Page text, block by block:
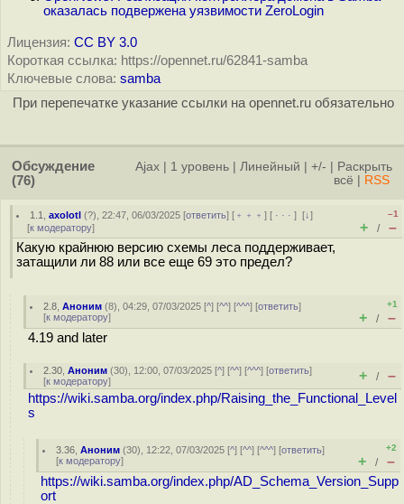
оказалась подвержена уязвимости ZeroLogin
Лицензия: CC BY 3.0
Короткая ссылка: https://opennet.ru/62841-samba
Ключевые слова: samba
При перепечатке указание ссылки на opennet.ru обязательно
Обсуждение
(76)
Ajax 1 уровень Линейный +/-
Раскрыть
всё
RSS
1.1 ,axolotl (?), 22:47, 06/03/2025 [ответить] [ ﹢﹢﹢] [ · · ·][↓]
[к модератору]
–1
+ / –
Какую крайнюю версию схемы леса поддерживает,
затащили ли 88 или все еще 69 это предел?
2.8 ,Аноним (8), 04:29, 07/03/2025 [^] [^^] [^^^] [ответить]
[к модератору]
+1
+ / –
4.19 and later
2.30 ,Аноним (30), 12:00, 07/03/2025 [^] [^^] [^^^] [ответить]
[к модератору] + / –
https://wiki.samba.org/index.php/Raising_the_Functional_Level
s
3.36 ,Аноним (30), 12:22, 07/03/2025 [^] [^^] [^^^] [ответить]
[к модератору]
+2
+ / –
https://wiki.samba.org/index.php/AD_Schema_Version_Supp
ort